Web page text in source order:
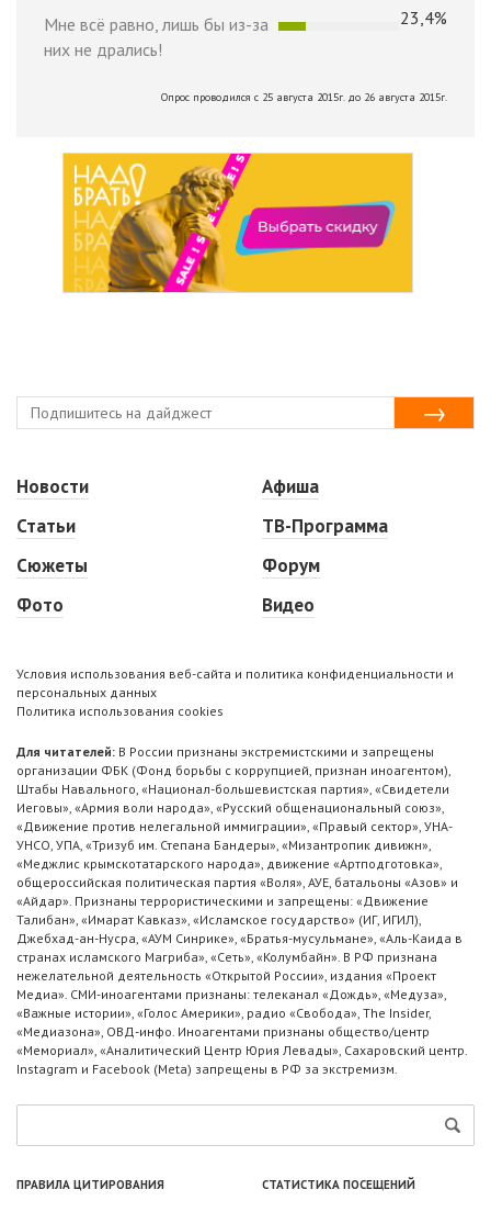
Мне всё равно, лишь бы из-за
них не дрались!
23,4%
Опрос проводился с 25 августа 2015г. до 26 августа 2015г.
Новости
Статьи
Сюжеты
Фото
Афиша
ТВ-Программа
Форум
Видео
Условия использования веб-сайта и политика конфиденциальности и
персональных данных
Политика использования cookies
Для читателей: В России признаны экстремистскими и запрещены
организации ФБК (Фонд борьбы с коррупцией, признан иноагентом),
Штабы Навального, «Национал-большевистская партия», «Свидетели
Иеговы», «Армия воли народа», «Русский общенациональный союз»,
«Движение против нелегальной иммиграции», «Правый сектор», УНА-
УНСО, УПА, «Тризуб им. Степана Бандеры», «Мизантропик дивижн»,
«Меджлис крымскотатарского народа», движение «Артподготовка»,
общероссийская политическая партия «Воля», АУЕ, батальоны «Азов» и
«Айдар». Признаны террористическими и запрещены: «Движение
Талибан», «Имарат Кавказ», «Исламское государство» (ИГ, ИГИЛ),
Джебхад-ан-Нусра, «АУМ Синрике», «Братья-мусульмане», «Аль-Каида в
странах исламского Магриба», «Сеть», «Колумбайн». В РФ признана
нежелательной деятельность «Открытой России», издания «Проект
Медиа». СМИ-иноагентами признаны: телеканал «Дождь», «Медуза»,
«Важные истории», «Голос Америки», радио «Свобода», The Insider,
«Медиазона», ОВД-инфо. Иноагентами признаны общество/центр
«Мемориал», «Аналитический Центр Юрия Левады», Сахаровский центр.
Instagram и Facebook (Metа) запрещены в РФ за экстремизм.
ПРАВИЛА ЦИТИРОВАНИЯ СТАТИСТИКА ПОСЕЩЕНИЙ